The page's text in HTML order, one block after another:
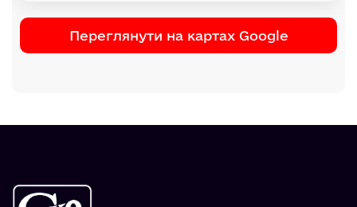
Переглянути на картах Google